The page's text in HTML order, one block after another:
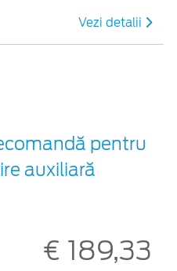
Vezi detalii
pentru
auxiliară
€ 189,33